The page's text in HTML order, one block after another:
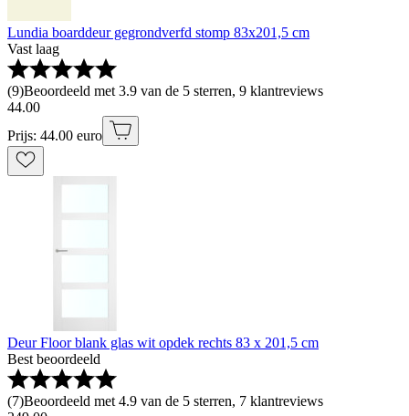
Lundia boarddeur gegrondverfd stomp 83x201,5 cm
Vast laag
(9)Beoordeeld met 3.9 van de 5 sterren, 9 klantreviews
44.00
Prijs: 44.00 euro
Deur Floor blank glas wit opdek rechts 83 x 201,5 cm
Best beoordeeld
(7)Beoordeeld met 4.9 van de 5 sterren, 7 klantreviews